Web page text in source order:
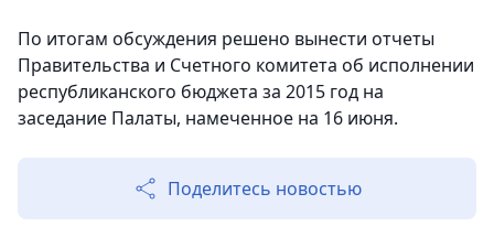
По итогам обсуждения решено вынести отчеты
Правительства и Счетного комитета об исполнении
республиканского бюджета за 2015 год на
заседание Палаты, намеченное на 16 июня.
Поделитесь новостью